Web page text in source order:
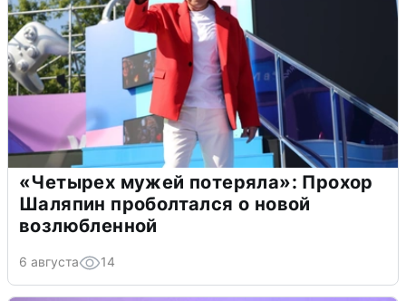
«Четырех мужей потеряла»: Прохор
Шаляпин проболтался о новой
возлюбленной
6 августа 14